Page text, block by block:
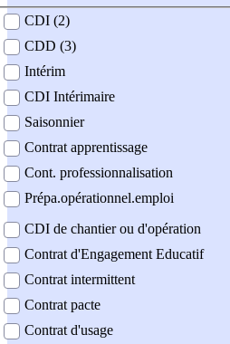
contrat
CDI (2)
CDD (3)
Intérim
CDI Intérimaire
Saisonnier
Contrat apprentissage
Cont. professionnalisation
Prépa.opérationnel.emploi
CDI de chantier ou d'opération
Contrat d'Engagement Educatif
Contrat intermittent
Contrat pacte
Contrat d'usage